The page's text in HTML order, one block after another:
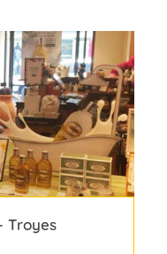
Troyes